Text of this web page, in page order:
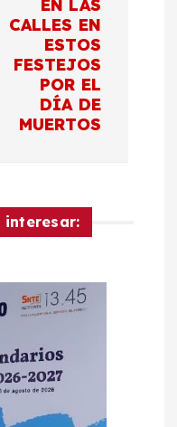
EN LAS
CALLES EN
ESTOS
FESTEJOS
POR EL
DÍA DE
MUERTOS
interesar: